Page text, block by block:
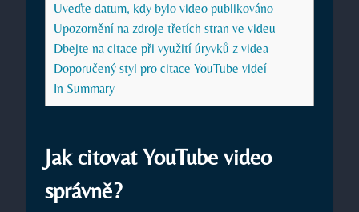
Uveďte datum, kdy bylo video publikováno
Upozornění na zdroje třetích stran ve videu
Dbejte na citace při využití úryvků z videa
Doporučený styl pro citace YouTube videí
In Summary
Jak citovat YouTube video
správně?